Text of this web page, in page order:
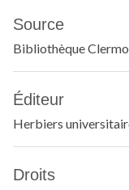
Source
Bibliothèque
Éditeur
Herbiers
Droits